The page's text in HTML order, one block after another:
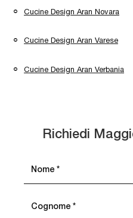
Cucine Design Aran Novara
Cucine Design Aran Varese
Cucine Design Aran Verbania
Richiedi